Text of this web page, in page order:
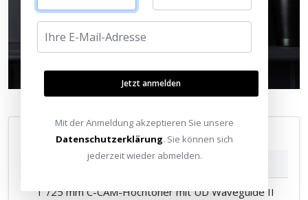
Features im Überblick
2-Wege-Design für optimale Klangbalance
1"/25 mm C-CAM-Hochtöner mit UD Waveguide II
Jetzt anmelden
Mit der Anmeldung akzeptieren Sie unsere
Datenschutzerklärung. Sie können sich
jederzeit wieder abmelden.